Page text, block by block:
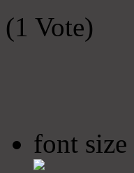
(1 Vote)
font size